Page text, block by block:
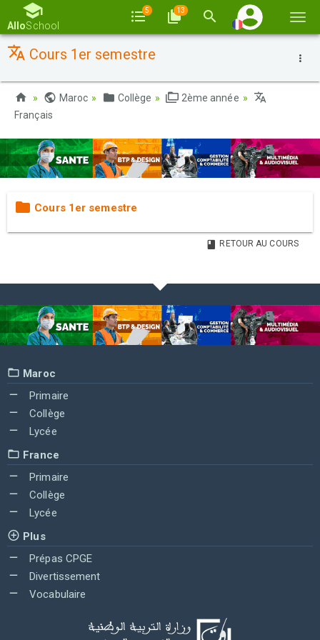
la
AlloSchool
5 13
Cours 1er semestre
Maroc Collège
2ème année
Français
Cours 1er semestre
RETOUR AU COURS
Maroc
Primaire
Collège
Lycée
France
Primaire
Collège
Lycée
Plus
Prépas CPGE
Divertissement
Vocabulaire